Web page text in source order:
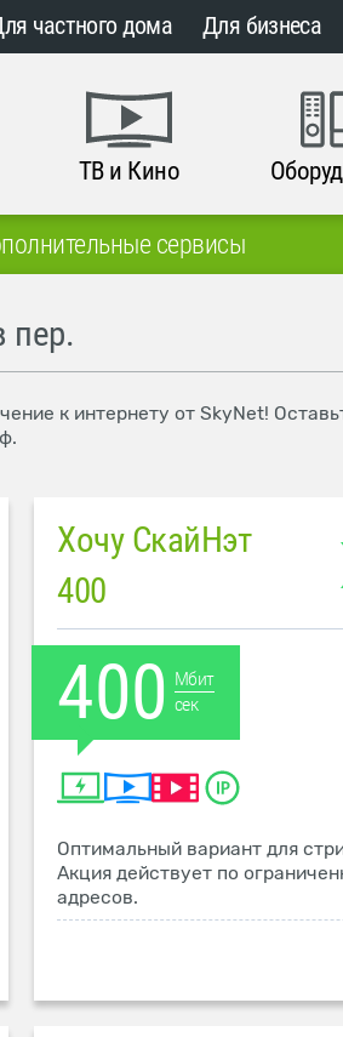
частного дома Для бизнеса
ТВ и Кино
сервисы
пер.
к интернету от SkyNet!
Хочу СкайНэт
400
400 Мбит
сек
Оптимальный вариант для
Акция действует по
адресов.